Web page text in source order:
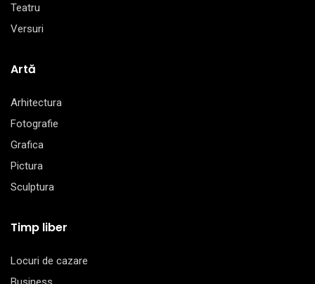
Teatru
Versuri
Artă
Arhitectura
Fotografie
Grafica
Pictura
Sculptura
Timp liber
Locuri de cazare